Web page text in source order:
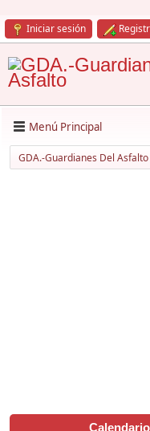
Iniciar sesión
Menú Principal
GDA.-Guardianes Del Asfalto